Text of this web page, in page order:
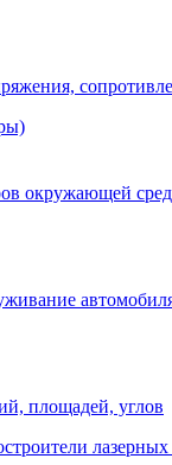
окружающей
площадей, углов
лазерных